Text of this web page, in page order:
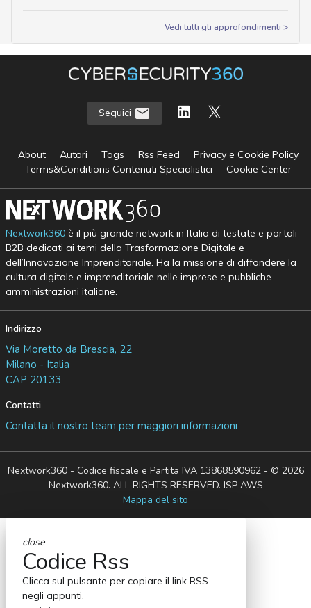
Vedi tutti gli approfondimenti >
Seguici
About Autori Tags Rss Feed
Privacy e Cookie Policy
Terms&Conditions Contenuti Specialistici
Cookie Center
Nextwork360è il più grande network in Italia di testate e portali
B2B dedicati ai temi della Trasformazione Digitale e
dell’Innovazione Imprenditoriale. Ha la missione di diffondere la
cultura digitale e imprenditoriale nelle imprese e pubbliche
amministrazioni italiane.
Indirizzo
Via Moretto da Brescia, 22
Milano - Italia
CAP 20133
Contatti
Contatta il nostro team per maggiori informazioni
Nextwork360 - Codice fiscale e Partita IVA 13868590962 - © 2026
Nextwork360. ALL RIGHTS RESERVED. ISP AWS
Mappa del sito
close
Codice Rss
Clicca sul pulsante per copiare il link RSS
negli appunti.